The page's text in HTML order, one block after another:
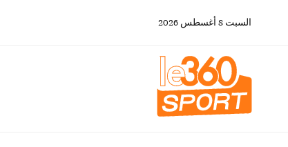
السبت 8 أغسطس 2026